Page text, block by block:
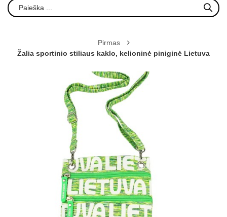
Pirmas
Žalia sportinio stiliaus kaklo, kelioninė piniginė Lietuva